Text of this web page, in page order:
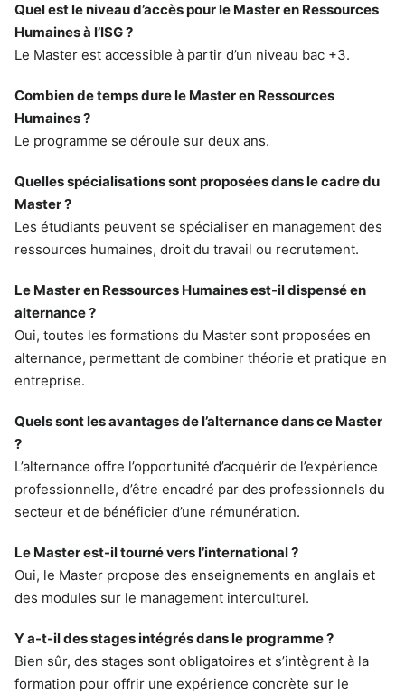
Quel est le niveau d’accès pour le Master en Ressources
Humaines à l’ISG ?
Le Master est accessible à partir d’un niveau bac +3.
Combien de temps dure le Master en Ressources
Humaines ?
Le programme se déroule sur deux ans.
Quelles spécialisations sont proposées dans le cadre du
Master ?
Les étudiants peuvent se spécialiser en management des
ressources humaines, droit du travail ou recrutement.
Le Master en Ressources Humaines est-il dispensé en
alternance ?
Oui, toutes les formations du Master sont proposées en
alternance, permettant de combiner théorie et pratique en
entreprise.
Quels sont les avantages de l’alternance dans ce Master
?
L’alternance offre l’opportunité d’acquérir de l’expérience
professionnelle, d’être encadré par des professionnels du
secteur et de bénéficier d’une rémunération.
Le Master est-il tourné vers l’international ?
Oui, le Master propose des enseignements en anglais et
des modules sur le management interculturel.
Y a-t-il des stages intégrés dans le programme ?
Bien sûr, des stages sont obligatoires et s’intègrent à la
formation pour offrir une expérience concrète sur le